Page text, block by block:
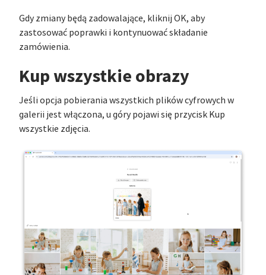
Gdy zmiany będą zadowalające, kliknij OK, aby
zastosować poprawki i kontynuować składanie
zamówienia.
Kup wszystkie obrazy
Jeśli opcja pobierania wszystkich plików cyfrowych w
galerii jest włączona, u góry pojawi się przycisk Kup
wszystkie zdjęcia.